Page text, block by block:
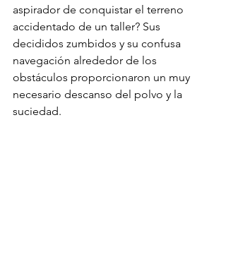
aspirador de conquistar el terreno
accidentado de un taller? Sus
decididos zumbidos y su confusa
navegación alrededor de los
obstáculos proporcionaron un muy
necesario descanso del polvo y la
suciedad.